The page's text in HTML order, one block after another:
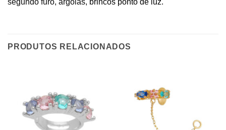
PRODUTOS RELACIONADOS